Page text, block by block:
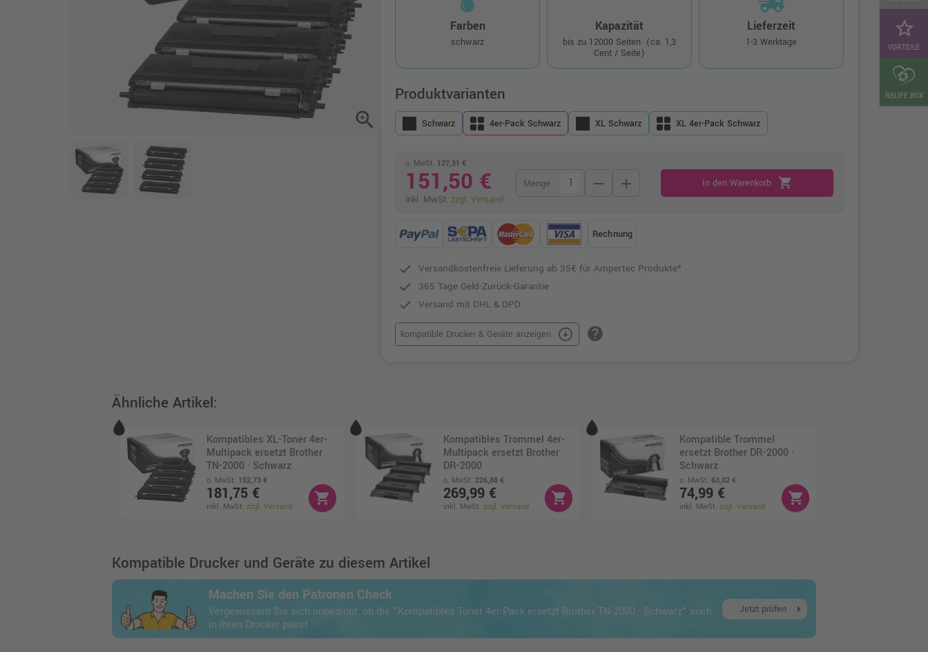
star_border
VORTEILE
RELIFE BOX
zoom_in
Farben
schwarz
Kapazität
bis zu 12000 Seiten (ca. 1,3
Cent / Seite)
Lieferzeit
1-3 Werktage
Produktvarianten
Schwarz 4er-Pack Schwarz XL Schwarz XL 4er-Pack Schwarz
o. MwSt. 127,31 €
151,50 €
inkl. MwSt. zzgl. Versand
Menge remove add In den Warenkorb shopping_cart
Rechnung
Versandkostenfreie Lieferung ab 35€ für Ampertec Produkte*
365 Tage Geld-Zurück-Garantie
Versand mit DHL & DPD
kompatible Drucker & Geräte anzeigen arrow_circle_down help
Ähnliche Artikel:
Kompatibles XL-Toner 4er-
Multipack ersetzt Brother
TN-2000 · Schwarz
o. MwSt. 152,73 €
181,75 €
inkl. MwSt. zzgl. Versand
shopping_cart
Kompatibles Trommel 4er-
Multipack ersetzt Brother
DR-2000
o. MwSt. 226,88 €
269,99 €
inkl. MwSt. zzgl. Versand
shopping_cart
Kompatible Trommel
ersetzt Brother DR-2000 ·
Schwarz
o. MwSt. 63,02 €
74,99 €
inkl. MwSt.zzgl. Versand
shopping_cart
Kompatible Drucker und Geräte zu diesem Artikel
Machen Sie den Patronen Check
Vergewissern Sie sich unbedingt, ob die "Kompatibles Toner 4er-Pack ersetzt Brother TN-2000 · Schwarz" auch
in Ihren Drucker passt.
Jetzt prüfen arrow_right